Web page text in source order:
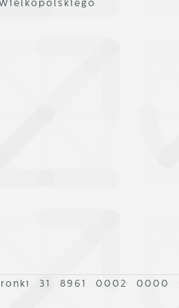
31 8961 0002 0000
partnerami oraz innych